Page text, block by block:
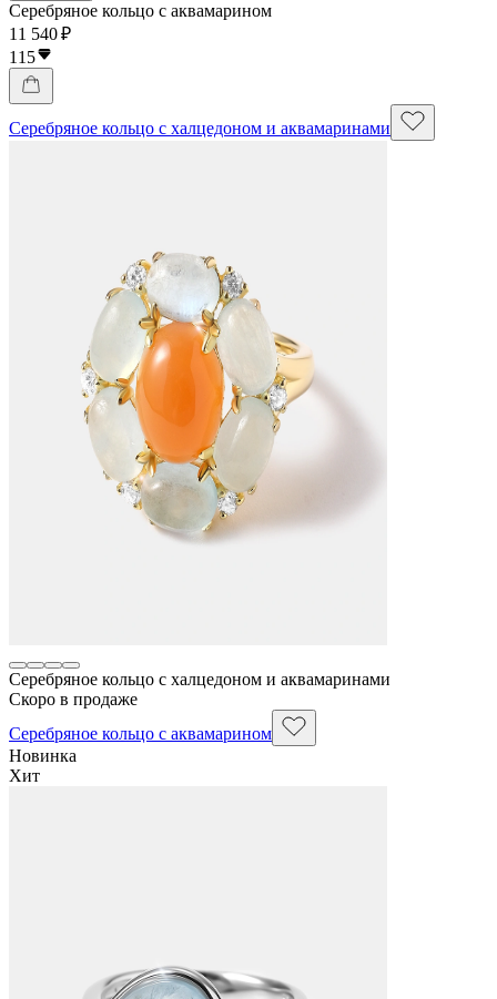
Серебряное кольцо с аквамарином
11 540 ₽
115
Серебряное кольцо с халцедоном и аквамаринами
Серебряное кольцо с халцедоном и аквамаринами
Скоро в продаже
Серебряное кольцо с аквамарином
Новинка
Хит